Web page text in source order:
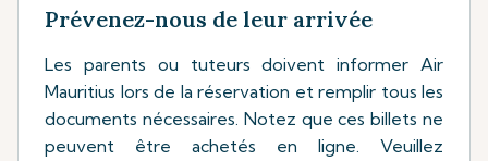
Prévenez-nous de leur arrivée
Les parents ou tuteurs doivent informer Air
Mauritius lors de la réservation et remplir tous les
documents nécessaires. Notez que ces billets ne
peuvent être achetés en ligne. Veuillez